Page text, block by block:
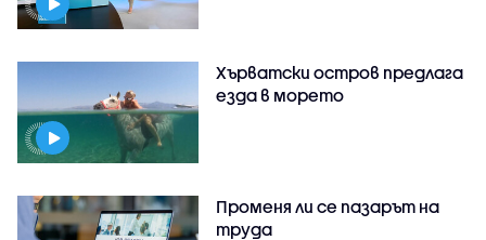
Хърватски остров предлага
езда в морето
Променя ли се пазарът на
труда